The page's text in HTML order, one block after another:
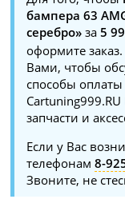
бампера 63
серебро» за5
оформите
Вами, чтобы
способы
запчасти и
Если у Вас
телефонам8-
Звоните, не